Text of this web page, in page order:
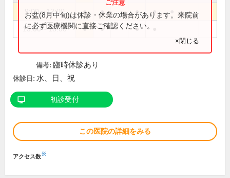
9:00～12:00 ● ● ● ●
15:00～18:00 ● ● ●
お盆(8月中旬)は休診・休業の場合があります。来院前
に必ず医療機関に直接ご確認ください。
×閉じる
備考: 臨時休診あり
休診日: 水、日、祝
初診受付
この医院の詳細をみる
アクセス数※